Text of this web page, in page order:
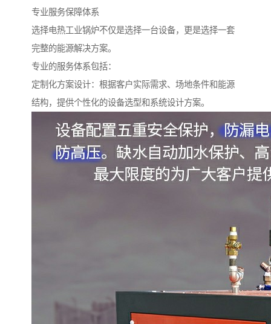
专业服务保障体系
选择电热工业锅炉不仅是选择一台设备，更是选择一套
完整的能源解决方案。
专业的服务体系包括：
定制化方案设计：根据客户实际需求、场地条件和能源
结构，提供个性化的设备选型和系统设计方案。